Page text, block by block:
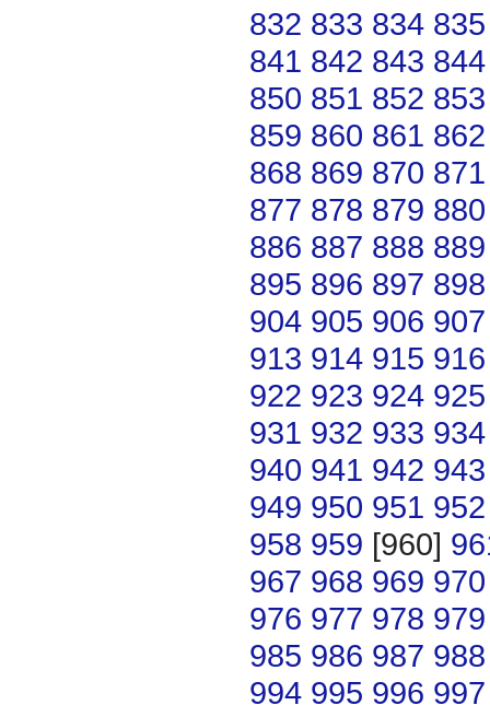
832 833 834 835
841 842 843 844
850 851 852 853
859 860 861 862
868 869 870 871
877 878 879 880
886 887 888 889
895 896 897 898
904 905 906 907
913 914 915 916
922 923 924 925
931 932 933 934
940 941 942 943
949 950 951 952
958 959 [960]
967 968 969 970
976 977 978 979
985 986 987 988
994 995 996 997